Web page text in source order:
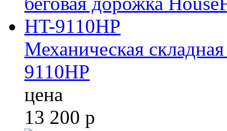
Механическая
9110HP
цена
13 200 р